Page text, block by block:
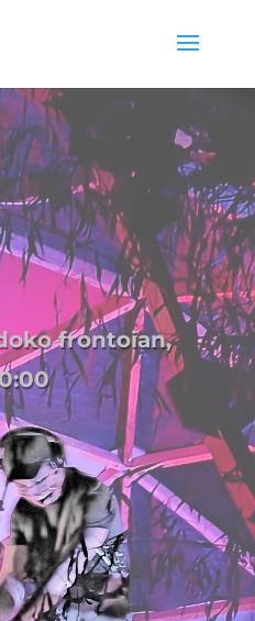
frontoian,